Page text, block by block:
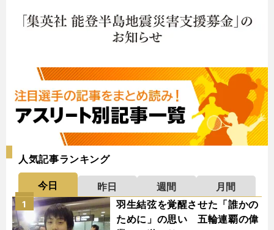
人気記事ランキング
今日 昨日 週間
月間
羽生結弦を覚醒させた「誰かの
ために」の思い 五輪連覇の偉
1